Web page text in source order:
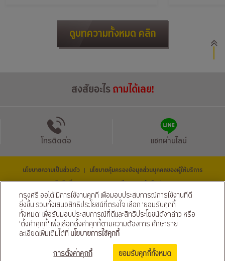
ดูบทความทั้งหมด คลิก
ขอสินเชื่อ จัดเลย!
สงสัยอะไรถามได้เลย!
โทรติดต่อ แชทผ่านไลน์
นโยบายความเป็นส่วนตัว | นโยบายคุ้มครองข้อมูลส่วนบุคคลของผู้ให้บริการ
© สงวนลิขสิทธิ์ 2569 ธนาคารกรุงศรีอยุธยา จำกัด (มหาชน) และ
บริษัท อยุธยา แคปปิตอล ออโต้ ลีส จำกัด (มหาชน)
ติดตามเราได้ที่
กรุงศรี ออโต้ มีการใช้งานคุกกี้ เพื่อมอบประสบการณ์การใช้งานที่ดี
ยิ่งขึ้น รวมทั้งเสนอสิทธิประโยชน์ที่ตรงใจ เลือก 'ยอมรับคุกกี้
ทั้งหมด' เพื่อรับมอบประสบการณ์ที่ดีและสิทธิประโยชน์ดังกล่าว หรือ
'ตั้งค่าคุกกี้' เพื่อเลือกตั้งค่าคุกกี้ตามความต้องการ ศึกษาราย
ละเอียดเพิ่มเติมได้ที่ นโยบายการใช้คุกกี้
การตั้งค่าคุกกี้
ยอมรับคุกกี้ทั้งหมด